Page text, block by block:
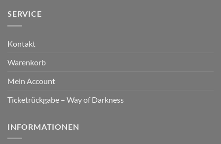
SERVICE
Kontakt
Warenkorb
Mein Account
Ticketrückgabe – Way of Darkness
INFORMATIONEN